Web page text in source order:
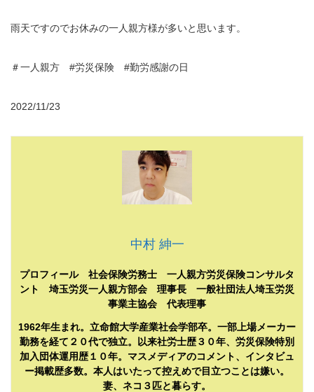
雨天ですのでお休みの一人親方様が多いと思います。
＃一人親方 #労災保険 #勤労感謝の日
2022/11/23
中村 紳一
プロフィール 社会保険労務士 一人親方労災保険コンサルタ
ント 埼玉労災一人親方部会 理事長 一般社団法人埼玉労災
事業主協会 代表理事
1962年生まれ。立命館大学産業社会学部卒。一部上場メーカー
勤務を経て２０代で独立。以来社労士歴３０年、労災保険特別
加入団体運用歴１０年。マスメディアのコメント、インタビュ
ー掲載歴多数。本人はいたって控えめで目立つことは嫌い。
妻、ネコ３匹と暮らす。